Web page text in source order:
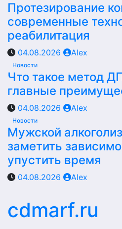
Протезирование
современные
реабилитация
04.08.2026 Alex
Новости
Что такое метод
главные
04.08.2026 Alex
Новости
Мужской
заметить
упустить время
04.08.2026 Alex
cdmarf.ru